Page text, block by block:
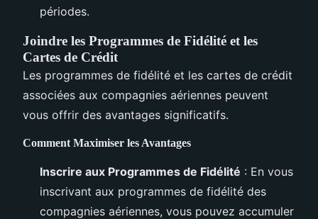
périodes.
Joindre les Programmes de Fidélité et les
Cartes de Crédit
Les programmes de fidélité et les cartes de crédit
associées aux compagnies aériennes peuvent
vous offrir des avantages significatifs.
Comment Maximiser les Avantages
Inscrire aux Programmes de Fidélité : En vous
inscrivant aux programmes de fidélité des
compagnies aériennes, vous pouvez accumuler